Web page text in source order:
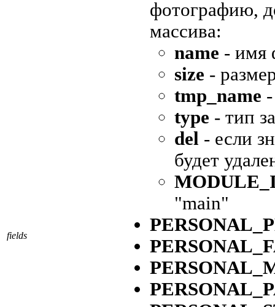
fields
фотографию,
массива:
name - имя
size -
tmp_name
type - тип
del - если
будет
"main"